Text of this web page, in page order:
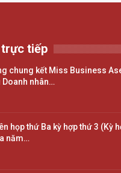
tiếp
chung kết Miss Business
Doanh nhân…
họp thứ Ba kỳ hợp thứ 3 (Kỳ
năm…